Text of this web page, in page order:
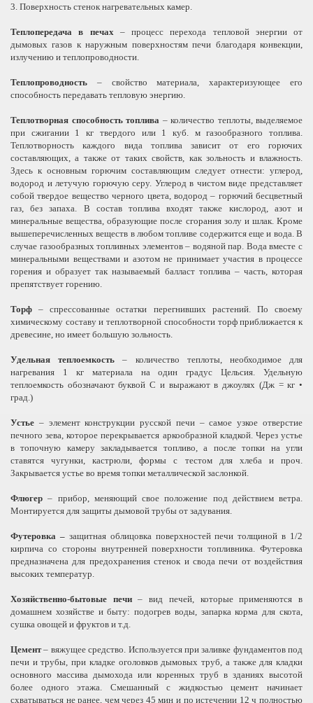
3. Поверхность стенок нагревательных камер.
Теплопередача в печах– процесс перехода тепловой энергии от
дымовых газов к наружным поверхностям печи благодаря конвекции,
излучению и теплопроводности.
Теплопроводность – свойство материала, характеризующее его
способность передавать тепловую энергию.
Теплотворная способность топлива – количество теплоты, выделяемое
при сжигании 1 кг твердого или 1 куб. мгазообразного топлива.
Теплотворность каждого вида топлива зависит от его горючих
составляющих, а также от таких свойств, как зольность и влажность.
Здесь к основным горючим составляющим следует отнести: углерод,
водород и летучую горючую серу. Углерод в чистом виде представляет
собой твердое вещество черного цвета, водород – горючий бесцветный
газ, без запаха. В состав топлива входят также кислород, азот и
минеральные вещества, образующие после сгорания золу и шлак. Кроме
вышеперечисленных веществ в любом топливе содержится еще и вода. В
случае газообразных топливных элементов – водяной пар. Вода вместе с
минеральными веществами и азотом не принимает участия в процессе
горения и образует так называемый балласт топлива – часть, которая
препятствует горению.
Торф – спрессованные остатки перегнивших растений. По своему
химическому составу и теплотворной способности торф приближается к
древесине, но имеет большую зольность.
Удельная теплоемкость – количество теплоты, необходимое для
нагревания 1 кгматериала на один градус Цельсия. Удельную
теплоемкость обозначают буквой С и выражают в джоулях (Дж = кг •
град.)
Устье – элемент конструкции русской печи – самое узкое отверстие
печного зева, которое перекрывается аркообразной кладкой. Через устье
в топочную камеру закладывается топливо, а после топки на угли
ставятся чугунки, кастрюли, формы с тестом для хлеба и проч.
Закрывается устье во время топки металлической заслонкой.
Флюгер – прибор, меняющий свое положение под действием ветра.
Монтируется для защиты дымовой трубы от задувания.
Футеровка –защитная облицовка поверхностей печи толщиной в 1/2
кирпича со стороны внутренней поверхности топливника. Футеровка
предназначена для предохранения стенок и свода печи от воздействия
высоких температур.
Хозяйственно-бытовые печи– вид печей, которые применяются в
домашнем хозяйстве и быту: подогрев воды, запарка корма для скота,
сушка овощей и фруктов и т.д.
Цемент– вяжущее средство. Используется при заливке фундаментов под
печи и трубы, при кладке оголовков дымовых труб, а также для кладки
основного массива дымохода или коренных труб в зданиях высотой
более одного этажа. Смешанный с жидкостью цемент начинает
схватываться не ранее, чем через 45 мин и по истечении 12 ч полностью